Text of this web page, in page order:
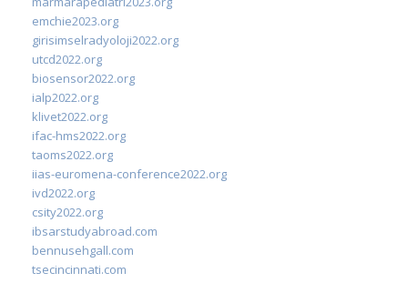
emchie2023.org
girisimselradyoloji2022.org
utcd2022.org
biosensor2022.org
ialp2022.org
klivet2022.org
ifac-hms2022.org
taoms2022.org
iias-euromena-conference2022.org
ivd2022.org
csity2022.org
ibsarstudyabroad.com
bennusehgall.com
tsecincinnati.com